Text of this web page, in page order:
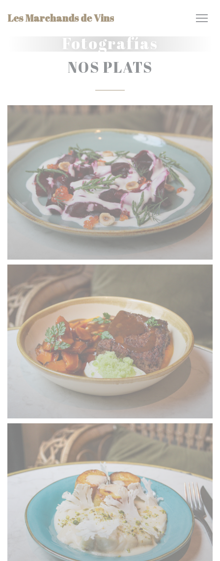
Les Marchands de Vins
Fotografías
NOS PLATS